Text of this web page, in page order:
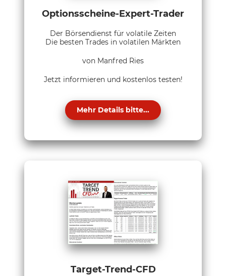
Optionsscheine-Expert-Trader
Der Börsendienst für volatile Zeiten
Die besten Trades in volatilen Märkten
von Manfred Ries
Jetzt informieren und kostenlos testen!
Mehr Details bitte...
Target-Trend-CFD